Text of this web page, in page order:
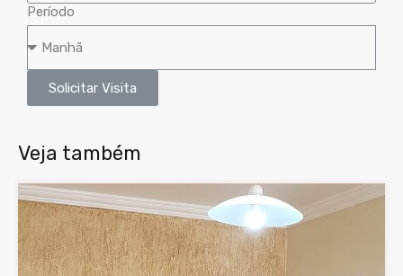
Período
Solicitar Visita
Veja também